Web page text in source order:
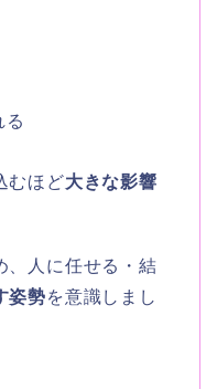
る
むほど大きな影響
、人に任せる・結
姿勢を意識しまし